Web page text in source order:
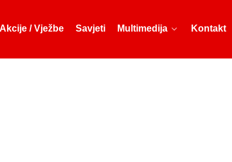
Akcije / Vježbe Savjeti Multimedija Kontakt